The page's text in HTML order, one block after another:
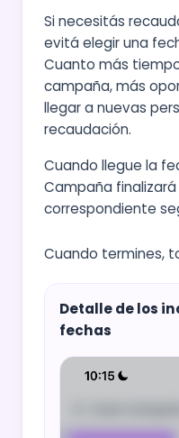
Si necesitás
evitá elegir una
Cuanto más
campaña, más
llegar a nuevas
recaudación.
Cuando llegue la
Campaña
correspondiente
Cuando termines,
Detalle de los
fechas